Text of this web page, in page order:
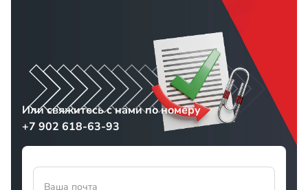
Или свяжитесь с нами по номеру
+7 902 618-63-93
Ваша почта